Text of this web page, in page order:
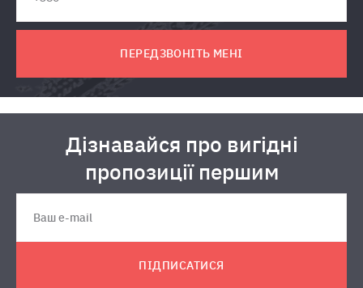
ПЕРЕДЗВОНІТЬ МЕНІ
Дізнавайся про вигідні
пропозиції першим
ПІДПИСАТИСЯ